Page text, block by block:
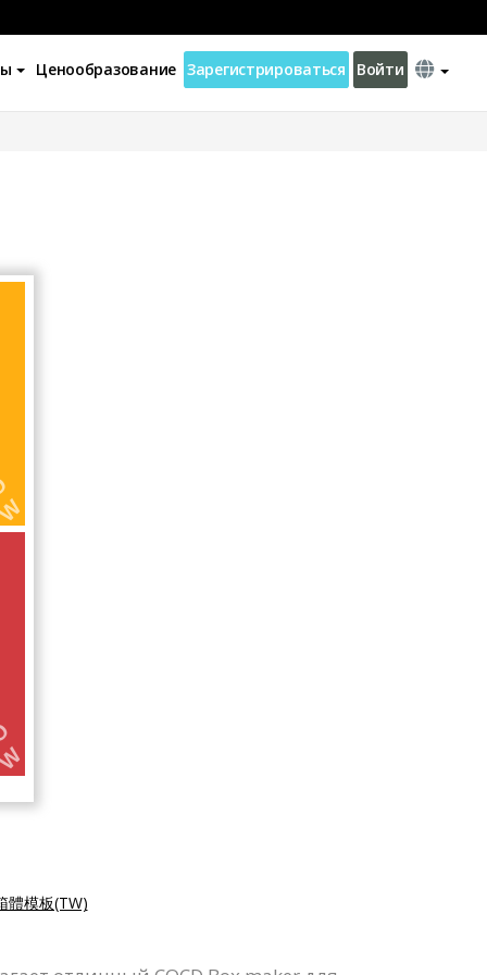
Ценообразование Зарегистрироваться Войти
體模板(TW)